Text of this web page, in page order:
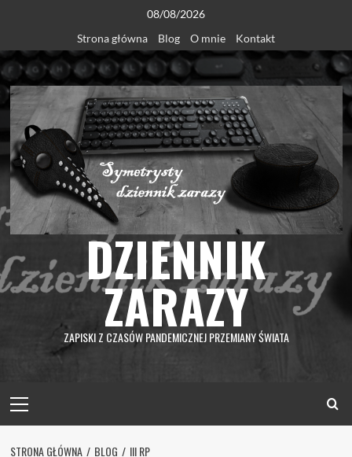
content
08/08/2026
Strona główna
Blog O mnie Kontakt
DZIENNIK
ZARAZY
ZAPISKI Z CZASÓW PANDEMICZNEJ PRZEMIANY ŚWIATA
Menu
STRONA GŁÓWNA BLOG III RP